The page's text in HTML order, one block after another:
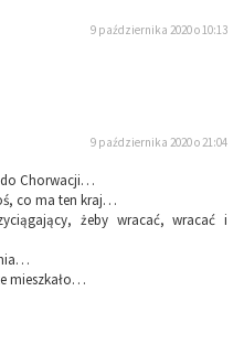
9 października 2020 o 10:13
9 października 2020 o 21:04
do Chorwacji…
co ma ten kraj…
żeby wracać, wracać i
mieszkało…